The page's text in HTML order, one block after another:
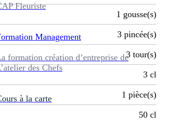
Fleuriste
Management
formation création d’entreprise de
des Chefs
à la carte
1 gousse(s)
3 pincée(s)
3 tour(s)
3 cl
1 pièce(s)
50 cl